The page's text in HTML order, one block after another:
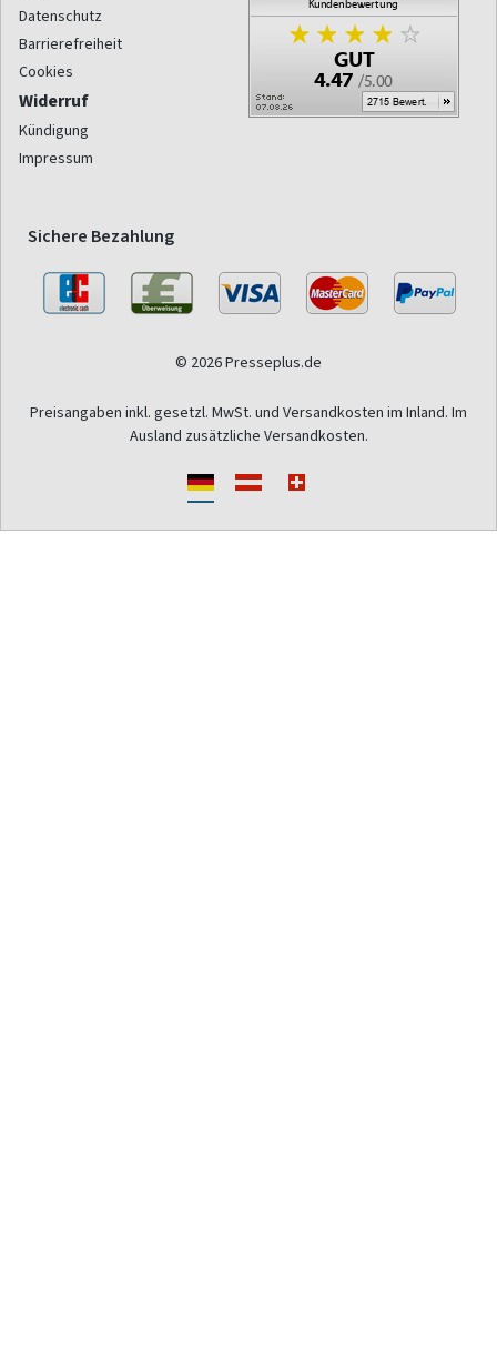
Datenschutz
Barrierefreiheit
Cookies
Widerruf
Kündigung
Impressum
Sichere Bezahlung
© 2026 Presseplus.de
Preisangaben inkl. gesetzl. MwSt. und Versandkosten im Inland. Im
Ausland zusätzliche Versandkosten.